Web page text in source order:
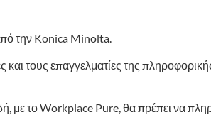
την Konica Minolta.
τους επαγγελματίες της
το Workplace Pure, θα πρέπει να